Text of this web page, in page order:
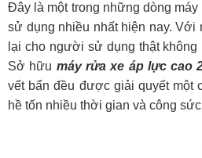
Đây là một trong những dòng
sử dụng nhiều nhất hiện nay. Với
lại cho người sử dụng thật không
Sở hữu máy rửa xe áp lực cao
vết bẩn đều được giải quyết một
hề tốn nhiều thời gian và công